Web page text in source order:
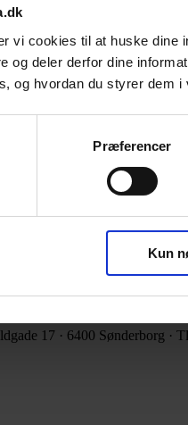
vi cookies til at huske dine
og deler derfor dine
og hvordan du styrer dem i
Præferencer
Kun
foråret 2013, har vi naturligvis
17 · 6400 Sønderborg ·